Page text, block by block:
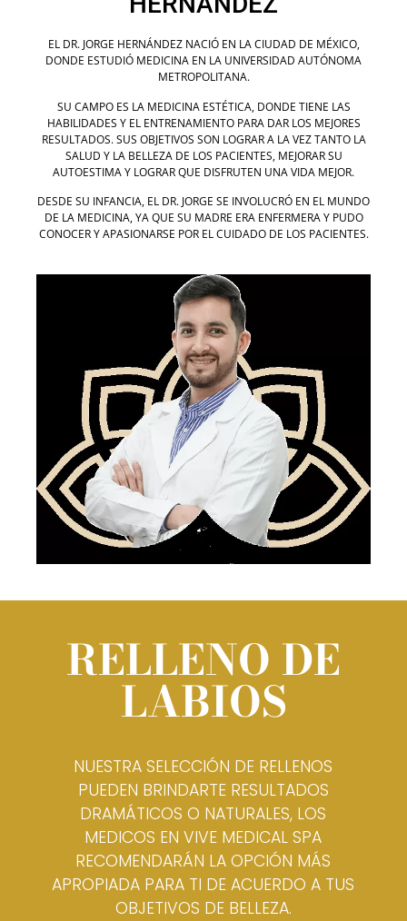
EL DR. JORGE HERNÁNDEZ NACIÓ EN LA CIUDAD DE MÉXICO,
DONDE ESTUDIÓ MEDICINA EN LA UNIVERSIDAD AUTÓNOMA
METROPOLITANA.
SU CAMPO ES LA MEDICINA ESTÉTICA, DONDE TIENE LAS
HABILIDADES Y EL ENTRENAMIENTO PARA DAR LOS MEJORES
RESULTADOS. SUS OBJETIVOS SON LOGRAR A LA VEZ TANTO LA
SALUD Y LA BELLEZA DE LOS PACIENTES, MEJORAR SU
AUTOESTIMA Y LOGRAR QUE DISFRUTEN UNA VIDA MEJOR.
DESDE SU INFANCIA, EL DR. JORGE SE INVOLUCRÓ EN EL MUNDO
DE LA MEDICINA, YA QUE SU MADRE ERA ENFERMERA Y PUDO
CONOCER Y APASIONARSE POR EL CUIDADO DE LOS PACIENTES.
RELLENO DE
LABIOS
NUESTRA SELECCIÓN DE RELLENOS
PUEDEN BRINDARTE RESULTADOS
DRAMÁTICOS O NATURALES, LOS
MEDICOS EN VIVE MEDICAL SPA
RECOMENDARÁN LA OPCIÓN MÁS
APROPIADA PARA TI DE ACUERDO A TUS
OBJETIVOS DE BELLEZA.